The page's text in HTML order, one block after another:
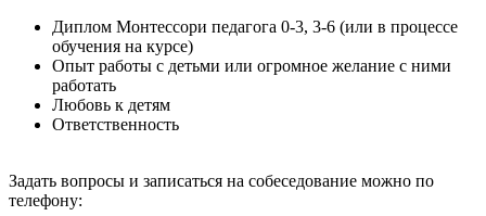
Диплом Монтессори педагога 0-3, 3-6 (или в процессе
обучения на курсе)
Опыт работы с детьми или огромное желание с ними
работать
Любовь к детям
Ответственность
Задать вопросы и записаться на собеседование можно по
телефону: